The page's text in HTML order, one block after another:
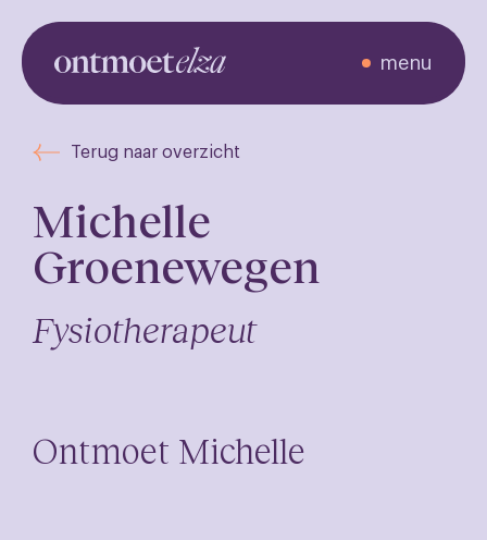
menu
Ontmoet de
Terug naar overzicht
Michelle
Groenewegen
Fysiotherapeut
Ontmoet Michelle